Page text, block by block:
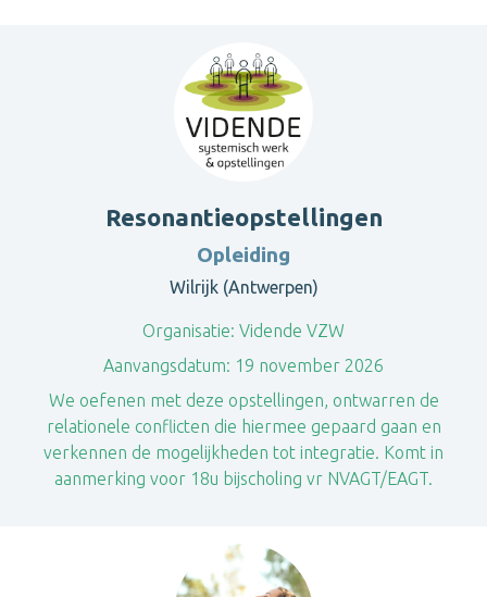
Resonantieopstellingen
Opleiding
Wilrijk (Antwerpen)
Organisatie: Vidende VZW
Aanvangsdatum: 19 november 2026
We oefenen met deze opstellingen, ontwarren de
relationele conflicten die hiermee gepaard gaan en
verkennen de mogelijkheden tot integratie. Komt in
aanmerking voor 18u bijscholing vr NVAGT/EAGT.